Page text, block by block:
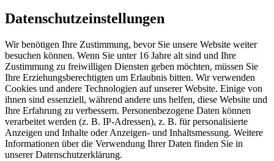
Datenschutzeinstellungen
Wir benötigen Ihre Zustimmung, bevor Sie unsere Website weiter
besuchen können. Wenn Sie unter 16 Jahre alt sind und Ihre
Zustimmung zu freiwilligen Diensten geben möchten, müssen Sie
Ihre Erziehungsberechtigten um Erlaubnis bitten. Wir verwenden
Cookies und andere Technologien auf unserer Website. Einige von
ihnen sind essenziell, während andere uns helfen, diese Website und
Ihre Erfahrung zu verbessern. Personenbezogene Daten können
verarbeitet werden (z. B. IP-Adressen), z. B. für personalisierte
Anzeigen und Inhalte oder Anzeigen- und Inhaltsmessung. Weitere
Informationen über die Verwendung Ihrer Daten finden Sie in
unserer Datenschutzerklärung.